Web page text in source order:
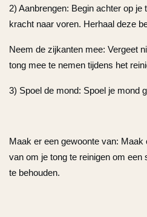
2) Aanbrengen: Begin achter op
kracht naar voren. Herhaal deze
Neem de zijkanten mee: Vergeet
tong mee te nemen tijdens het
3) Spoel de mond: Spoel je mond
Maak er een gewoonte van:
van om je tong te reinigen om
te behouden.